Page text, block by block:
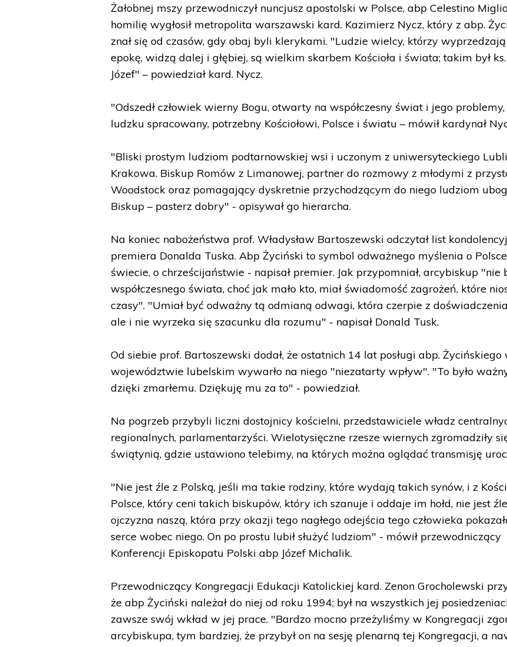
Żałobnej mszy przewodniczył nuncjusz apostolski w Polsce, abp Celestino
homilię wygłosił metropolita warszawski kard. Kazimierz Nycz, który z abp.
znał się od czasów, gdy obaj byli klerykami. "Ludzie wielcy, którzy
epokę, widzą dalej i głębiej, są wielkim skarbem Kościoła i świata; takim był
Józef" – powiedział kard. Nycz.
"Odszedł człowiek wierny Bogu, otwarty na współczesny świat i jego
ludzku spracowany, potrzebny Kościołowi, Polsce i światu – mówił kardynał
"Bliski prostym ludziom podtarnowskiej wsi i uczonym z uniwersyteckiego
Krakowa. Biskup Romów z Limanowej, partner do rozmowy z młodymi z
Woodstock oraz pomagający dyskretnie przychodzącym do niego ludziom
Biskup – pasterz dobry" - opisywał go hierarcha.
Na koniec nabożeństwa prof. Władysław Bartoszewski odczytał list
premiera Donalda Tuska. Abp Życiński to symbol odważnego myślenia o
świecie, o chrześcijaństwie - napisał premier. Jak przypomniał, arcybiskup "nie
współczesnego świata, choć jak mało kto, miał świadomość zagrożeń, które
czasy". "Umiał być odważny tą odmianą odwagi, która czerpie z
ale i nie wyrzeka się szacunku dla rozumu" - napisał Donald Tusk.
Od siebie prof. Bartoszewski dodał, że ostatnich 14 lat posługi abp. Życińskiego
województwie lubelskim wywarło na niego "niezatarty wpływ". "To było
dzięki zmarłemu. Dziękuję mu za to" - powiedział.
Na pogrzeb przybyli liczni dostojnicy kościelni, przedstawiciele władz
regionalnych, parlamentarzyści. Wielotysięczne rzesze wiernych zgromadziły
świątynią, gdzie ustawiono telebimy, na których można oglądać transmisję
"Nie jest źle z Polską, jeśli ma takie rodziny, które wydają takich synów, i z
Polsce, który ceni takich biskupów, który ich szanuje i oddaje im hołd, nie jest
ojczyzna naszą, która przy okazji tego nagłego odejścia tego człowieka
serce wobec niego. On po prostu lubił służyć ludziom" - mówił przewodniczący
Konferencji Episkopatu Polski abp Józef Michalik.
Przewodniczący Kongregacji Edukacji Katolickiej kard. Zenon Grocholewski
że abp Życiński należał do niej od roku 1994; był na wszystkich jej
zawsze swój wkład w jej prace. "Bardzo mocno przeżyliśmy w Kongregacji
arcybiskupa, tym bardziej, że przybył on na sesję plenarną tej Kongregacji, a